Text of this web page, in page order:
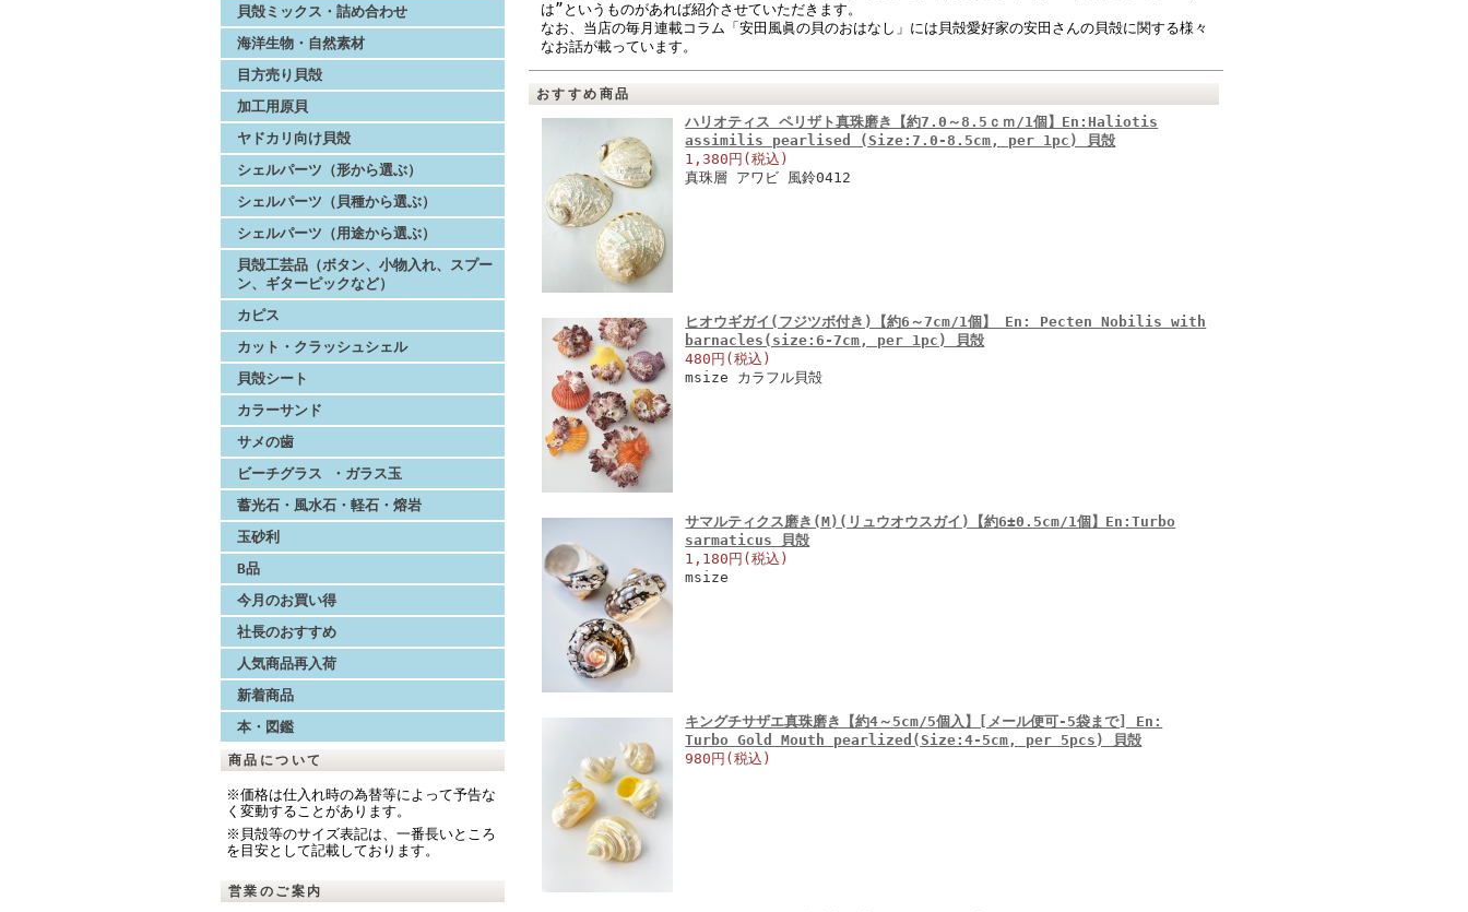
貝殻ミックス・詰め合わせ
海洋生物・自然素材
目方売り貝殻
加工用原貝
ヤドカリ向け貝殻
シェルパーツ（形から選ぶ）
シェルパーツ（貝種から選ぶ）
シェルパーツ（用途から選ぶ）
貝殻工芸品（ボタン、小物入れ、スプー
ン、ギターピックなど）
カピス
カット・クラッシュシェル
貝殻シート
カラーサンド
サメの歯
ビーチグラス ・ガラス玉
蓄光石・風水石・軽石・熔岩
玉砂利
B品
今月のお買い得
社長のおすすめ
人気商品再入荷
新着商品
本・図鑑
商品について
※価格は仕入れ時の為替等によって予告な
く変動することがあります。
※貝殻等のサイズ表記は、一番長いところ
を目安として記載しております。
営業のご案内
は”というものがあれば紹介させていただきます。
なお、当店の毎月連載コラム「安田風眞の貝のおはなし」には貝殻愛好家の安田さんの貝殻に関する様々
なお話が載っています。
おすすめ商品
ハリオティス ペリザト真珠磨き【約7.0～8.5ｃｍ/1個】En:Haliotis
assimilis pearlised (Size:7.0-8.5cm, per 1pc) 貝殻
1,380円(税込)
真珠層 アワビ 風鈴0412
ヒオウギガイ(フジツボ付き)【約6～7cm/1個】 En: Pecten Nobilis with
barnacles(size:6-7cm, per 1pc) 貝殻
480円(税込)
msize カラフル貝殻
サマルティクス磨き(M)(リュウオウスガイ)【約6±0.5cm/1個】En:Turbo
sarmaticus 貝殻
1,180円(税込)
msize
キングチサザエ真珠磨き【約4～5cm/5個入】[メール便可-5袋まで] En:
Turbo Gold Mouth pearlized(Size:4-5cm, per 5pcs) 貝殻
980円(税込)